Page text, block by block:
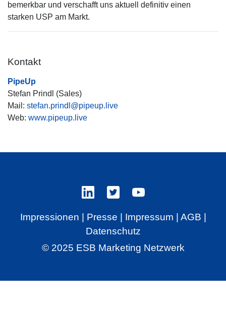
bemerkbar und verschafft uns aktuell definitiv einen
starken USP am Markt.
Kontakt
PipeUp
Stefan Prindl (Sales)
Mail: stefan.prindl@pipeup.live
Web: www.pipeup.live
Impressionen Presse Impressum AGB
Datenschutz
© 2025 ESB Marketing Netzwerk